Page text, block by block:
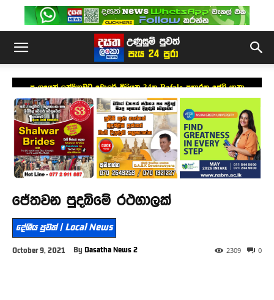
ප්‍රංශයෙන් ඉන්දියාවට ඩොලර් බිලියන 34ක Rafale ප්‍රහාරක ජෙට් යානා
යෝජනාවක්
ජේතවන පුදබිමේ රථගාලක්
දේශීය පුවත් | Local News
October 9, 2021 By Dasatha News 2 0
2309